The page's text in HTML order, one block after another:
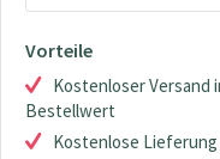
Vorteile
Kostenloser Versand
Bestellwert
Kostenlose Lieferung